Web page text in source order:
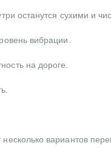
останутся сухими и
вибрации.
на дороге.
вариантов